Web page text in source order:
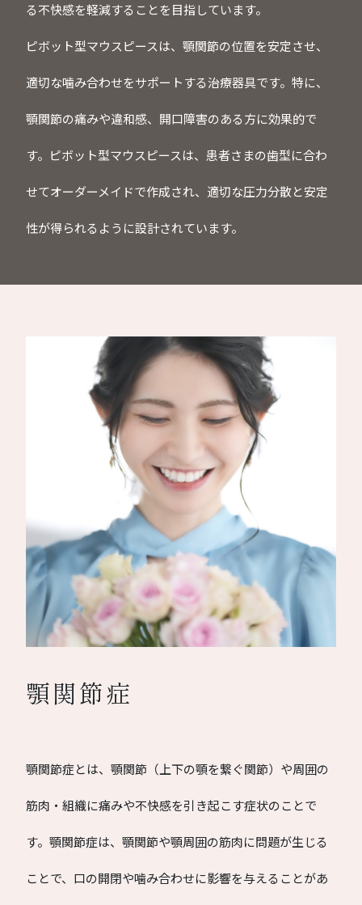
る不快感を軽減することを目指しています。
ピボット型マウスピースは、顎関節の位置を安定させ、
適切な噛み合わせをサポートする治療器具です。特に、
顎関節の痛みや違和感、開口障害のある方に効果的で
す。ピボット型マウスピースは、患者さまの歯型に合わ
せてオーダーメイドで作成され、適切な圧力分散と安定
性が得られるように設計されています。
顎関節症
顎関節症とは、顎関節（上下の顎を繋ぐ関節）や周囲の
筋肉・組織に痛みや不快感を引き起こす症状のことで
す。顎関節症は、顎関節や顎周囲の筋肉に問題が生じる
ことで、口の開閉や噛み合わせに影響を与えることがあ